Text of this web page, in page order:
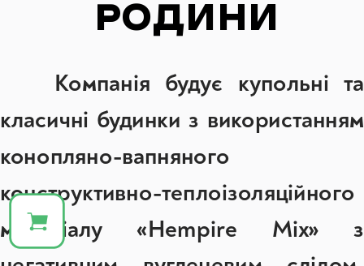
РОДИНИ
класичні будинки з використанням
конопляно-вапняного
конструктивно-теплоізоляційного
матеріалу «Hempire Mix» з